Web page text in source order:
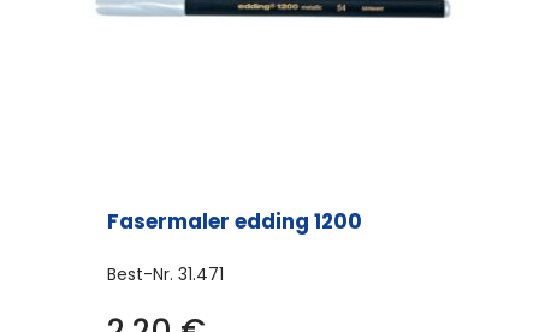
auf
Fasermaler edding 1200
Best-Nr. 31.471